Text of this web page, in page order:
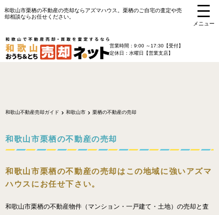
和歌山市栗栖の不動産の売却ならアズマハウス。栗栖のご自宅の査定や売
却相談ならお任せください。
営業時間：9:00 ～17:30【受付】
定休日：水曜日【営業支店】
メニュー
和歌山不動産売却ガイド 和歌山市 栗栖の不動産の売却
和歌山市栗栖の不動産の売却
和歌山市栗栖の不動産の売却はこの地域に強いアズマ
ハウスにお任せ下さい。
和歌山市栗栖の不動産物件（マンション・一戸建て・土地）の売却と査